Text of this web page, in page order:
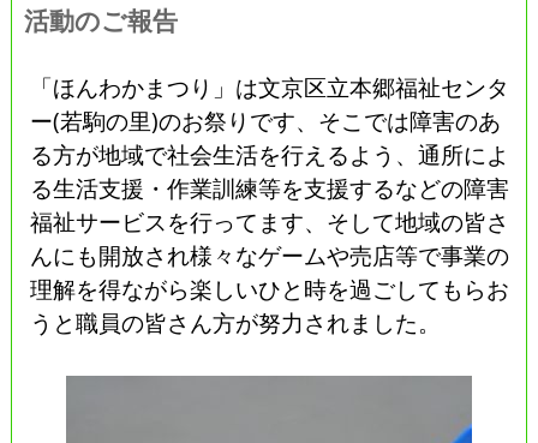
活動のご報告
「ほんわかまつり」は文京区立本郷福祉センタ
ー(若駒の里)のお祭りです、そこでは障害のあ
る方が地域で社会生活を行えるよう、通所によ
る生活支援・作業訓練等を支援するなどの障害
福祉サービスを行ってます、そして地域の皆さ
んにも開放され様々なゲームや売店等で事業の
理解を得ながら楽しいひと時を過ごしてもらお
うと職員の皆さん方が努力されました。